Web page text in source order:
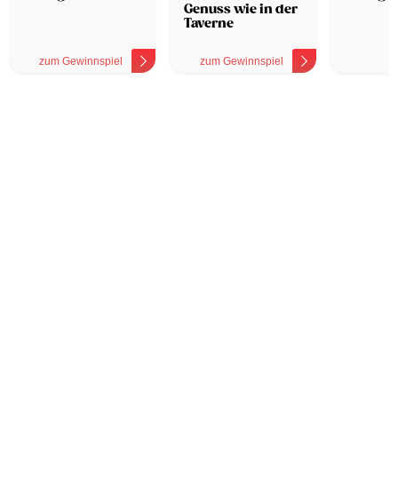
zum Gewinnspiel
Genuss wie in der
Taverne
zum Gewinnspiel